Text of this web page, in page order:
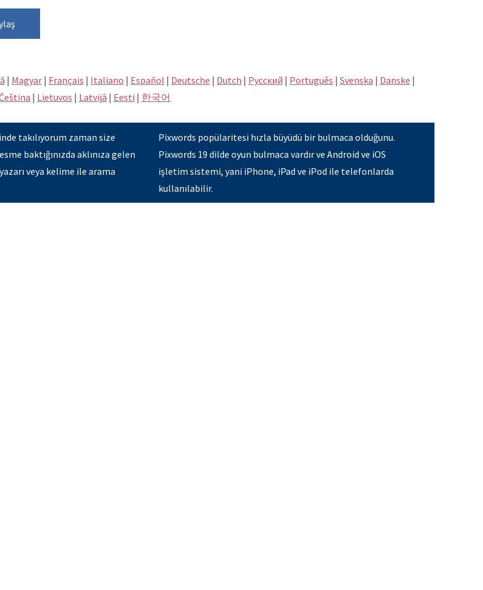
| Magyar | Français | Italiano | Español | Deutsche | Dutch | Pусский | Português | Svenska | Danske |
| Lietuvos | Latvijā | Eesti | 한국어
takılıyorum zaman size
baktığınızda aklınıza gelen
veya kelime ile arama
Pixwords popülaritesi hızla büyüdü bir bulmaca olduğunu.
Pixwords 19 dilde oyun bulmaca vardır ve Android ve iOS
işletim sistemi, yani iPhone, iPad ve iPod ile telefonlarda
kullanılabilir.